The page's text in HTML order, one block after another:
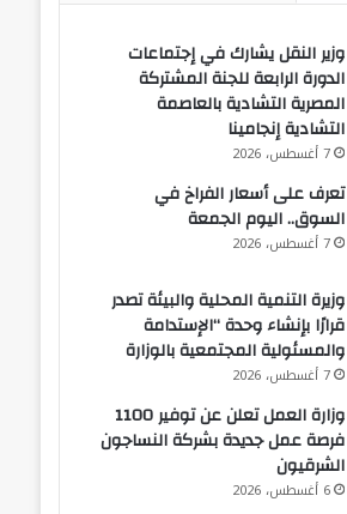
وزير النقل يشارك في إجتماعات
الدورة الرابعة للجنة المشتركة
المصرية التشادية بالعاصمة
التشادية إنجامينا
7 أغسطس، 2026
تعرف على أسعار الفراخ في
السوق.. اليوم الجمعة
7 أغسطس، 2026
وزيرة التنمية المحلية والبيئة تصدر
قرارًا بإنشاء وحدة “الإستدامة
والمسئولية المجتمعية بالوزارة
7 أغسطس، 2026
وزارة العمل تعلن عن توفير 1100
فرصة عمل جديدة بشركة النساجون
الشرقيون
6 أغسطس، 2026